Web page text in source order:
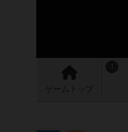
ゲーム